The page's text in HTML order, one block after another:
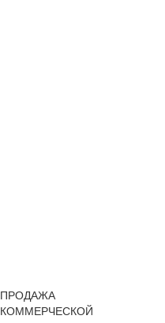
ПРОДАЖА
КОММЕРЧЕСКОЙ